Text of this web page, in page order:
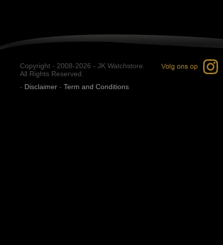
Copyright - 2008-2026 - JK Watchstore.
All Rights Reserved.
- Disclaimer - Term and Conditions